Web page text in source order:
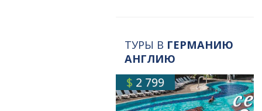
ТУРЫ В ГЕРМАНИЮ
АНГЛИЮ
$ 2 799